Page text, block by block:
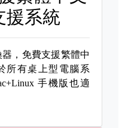
援系統
，免費支援繁體中
所有桌上型電腦系
手機版也適